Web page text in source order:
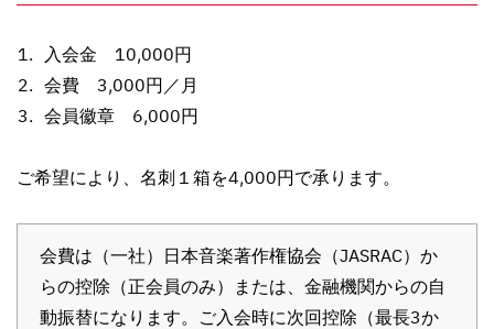
入会金 10,000円
会費 3,000円／月
会員徽章 6,000円
ご希望により、名刺１箱を4,000円で承ります。
会費は（一社）日本音楽著作権協会（JASRAC）か
らの控除（正会員のみ）または、金融機関からの自
動振替になります。ご入会時に次回控除（最長3か